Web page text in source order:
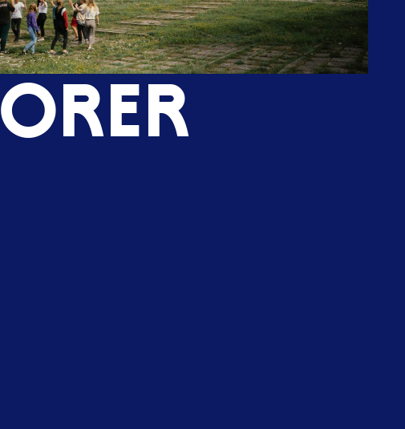
orer